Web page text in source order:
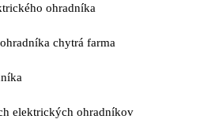
ohradníka
chytrá farma
elektrických ohradníkov